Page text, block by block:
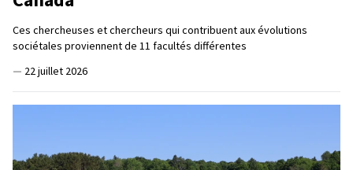
Ces chercheuses et chercheurs qui contribuent aux évolutions
sociétales proviennent de 11 facultés différentes
— 22 juillet 2026